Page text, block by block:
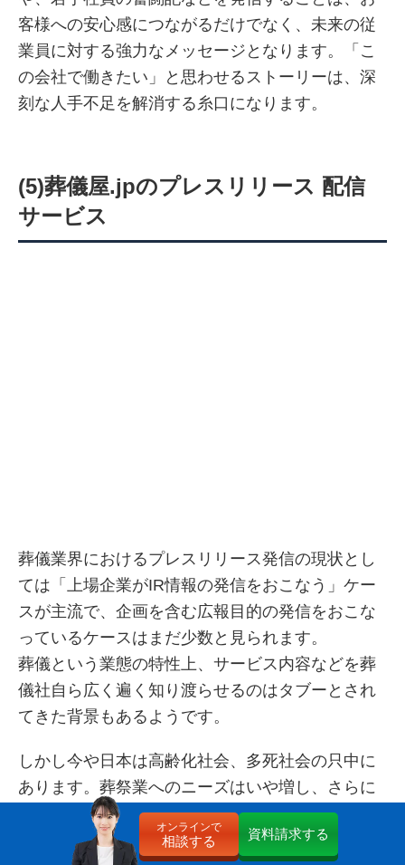
客様への安心感につながるだけでなく、未来の従
業員に対する強力なメッセージとなります。「こ
の会社で働きたい」と思わせるストーリーは、深
刻な人手不足を解消する糸口になります。
(5)葬儀屋.jpのプレスリリース 配信
サービス
葬儀業界におけるプレスリリース発信の現状とし
ては「上場企業がIR情報の発信をおこなう」ケー
スが主流で、企画を含む広報目的の発信をおこな
っているケースはまだ少数と見られます。
葬儀という業態の特性上、サービス内容などを葬
儀社自ら広く遍く知り渡らせるのはタブーとされ
てきた背景もあるようです。
しかし今や日本は高齢化社会、多死社会の只中に
あります。葬祭業へのニーズはいや増し、さらに
多様化し続けています。葬儀社としてこうしたニ
ーズに応えること、また応えていると知らせてい
オンラインで
相談する 資料請求する